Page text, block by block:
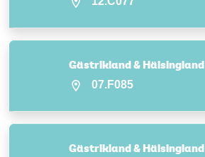
Gästrikland & Hälsingland
07.F085
Gästrikland & Hälsingland